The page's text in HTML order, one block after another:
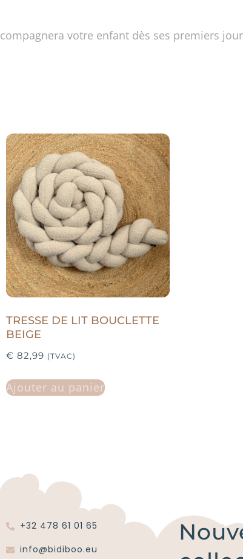
votre enfant dès ses premiers
TRESSE DE LIT BOUCLETTE
BEIGE
€ 82,99 (TVAC)
Ajouter au panier
+32 478 61 01 65
info@bidiboo.eu